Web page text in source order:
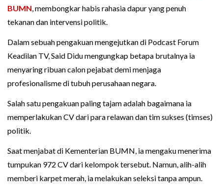
BUMN, membongkar habis rahasia dapur yang penuh
tekanan dan intervensi politik.
Dalam sebuah pengakuan mengejutkan di Podcast Forum
Keadilan TV, Said Didu mengungkap betapa brutalnya ia
menyaring ribuan calon pejabat demi menjaga
profesionalisme di tubuh perusahaan negara.
Salah satu pengakuan paling tajam adalah bagaimana ia
memperlakukan CV dari para relawan dan tim sukses (timses)
politik.
Saat menjabat di Kementerian BUMN, ia mengaku menerima
tumpukan 972 CV dari kelompok tersebut. Namun, alih-alih
memberi karpet merah, ia melakukan seleksi tanpa ampun.